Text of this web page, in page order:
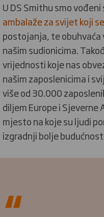
U DS Smithu smo vođeni
ambalaže za svijet koji
postojanja, te obuhvaća
našim sudionicima.
vrijednosti koje nas
našim zaposlenicima i
više od 30.000
diljem Europe i Sjeverne
mjesto na koje su ljudi
izgradnji bolje